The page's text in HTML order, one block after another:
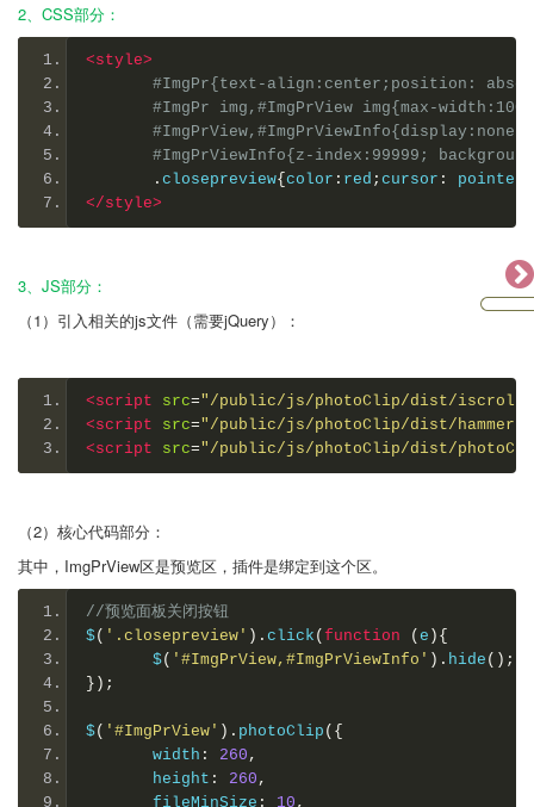
2、CSS部分：
<style>
#ImgPr{text-align:center;position:
#ImgPr img,#ImgPrView img{max-
#ImgPrViewInfo{z-index:99999;
. closepreview{color : red ; cursor : pointer
</style>
3、JS部分：
（1）引入相关的js文件（需要jQuery）：
<script src="/public/js/photoClip/dist/iscroll-
<script
src="/public/js/photoClip/dist/
<script
src="/public/js/photoClip/dist/
（2）核心代码部分：
其中，ImgPrView区是预览区，插件是绑定到这个区。
//预览面板关闭按钮
$( '.closepreview' ). click (function (e ){
$( '#ImgPrView,#ImgPrViewInfo' ). hide ();
});
$( '#ImgPrView' ). photoClip ({
width : 260 ,
height : 260 ,
fileMinSize : 10 ,